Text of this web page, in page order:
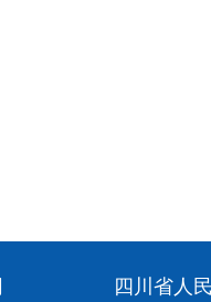
四川省人